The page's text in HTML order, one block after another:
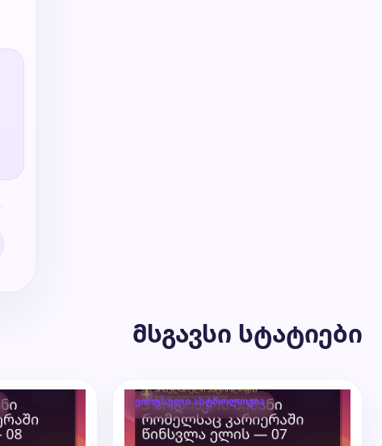
მსგავსი სტატიები
ვირუსული ასტროლოგია